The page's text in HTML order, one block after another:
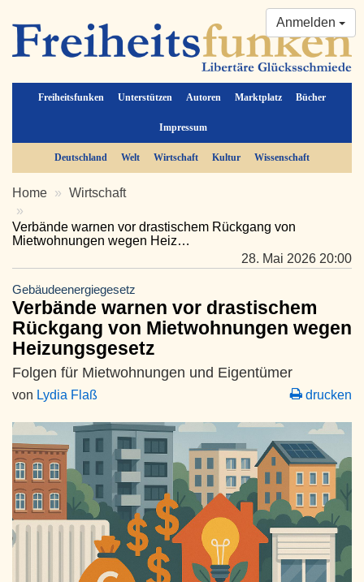
Freiheitsfunken Unterstützen Autoren Marktplatz Bücher
Impressum
Anmelden
Deutschland Welt Wirtschaft Kultur Wissenschaft
Home Wirtschaft
Verbände warnen vor drastischem Rückgang von
Mietwohnungen wegen Heiz…
28. Mai 2026 20:00
Gebäudeenergiegesetz
Verbände warnen vor drastischem
Rückgang von Mietwohnungen wegen
Heizungsgesetz
Folgen für Mietwohnungen und Eigentümer
von Lydia Flaß drucken